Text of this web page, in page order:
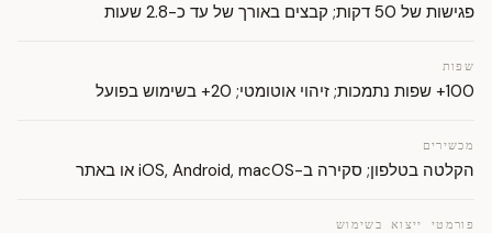
פגישות של 50 דקות; קבצים באורך של עד כ-2.8 שעות
שפות
100+ שפות נתמכות; זיהוי אוטומטי; 20+ בשימוש בפועל
מכשירים
הקלטה בטלפון; סקירה ב-iOS, Android, macOS או באתר
פורמטי ייצוא בשימוש